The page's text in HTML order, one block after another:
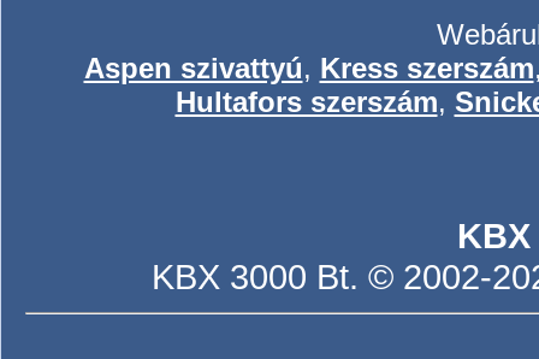
Aspen szivattyú, Kress szerszám
Hultafors szerszám,
KBX 3000 Bt. © 2002-